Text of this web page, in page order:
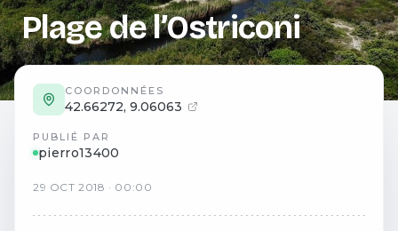
Plage de l’Ostriconi
COORDONNÉES
42.66272, 9.06063
PUBLIÉ PAR
pierro13400
29 OCT 2018 · 00:00